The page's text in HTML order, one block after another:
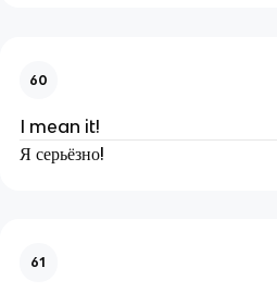
60
I mean it!
Я серьёзно!
61